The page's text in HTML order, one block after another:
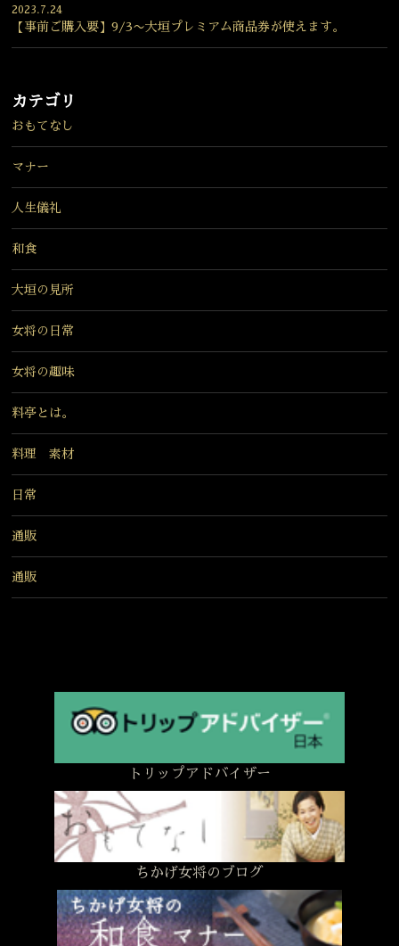
2023.7.24
【事前ご購入要】9/3〜大垣プレミアム商品券が使えます。
カテゴリ
おもてなし
マナー
人生儀礼
和食
大垣の見所
女将の日常
女将の趣味
料亭とは。
料理 素材
日常
通販
通販
トリップアドバイザー
ちかげ女将のブログ